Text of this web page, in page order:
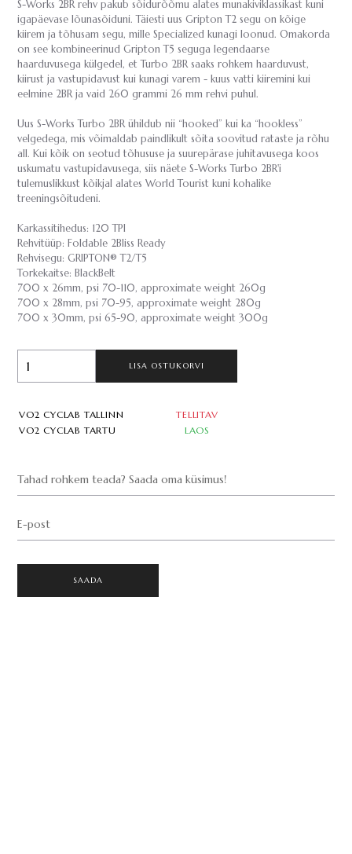
S-Works 2BR rehv pakub sõidurõõmu alates munakiviklassikast kuni
igapäevase lõunasõiduni. Täiesti uus Gripton T2 segu on kõige
kiirem ja tõhusam segu, mille Specialized kunagi loonud. Omakorda
on see kombineerinud Gripton T5 seguga legendaarse
haarduvusega külgedel, et Turbo 2BR saaks rohkem haarduvust,
kiirust ja vastupidavust kui kunagi varem - kuus vatti kiiremini kui
eelmine 2BR ja vaid 260 grammi 26 mm rehvi puhul.
Uus S-Works Turbo 2BR ühildub nii “hooked” kui ka “hookless”
velgedega, mis võimaldab paindlikult sõita soovitud rataste ja rõhu
all. Kui kõik on seotud tõhususe ja suurepärase juhitavusega koos
uskumatu vastupidavusega, siis näete S-Works Turbo 2BR'i
tulemuslikkust kõikjal alates World Tourist kuni kohalike
treeningsõitudeni.
Karkassitihedus: 120 TPI
Rehvitüüp: Foldable 2Bliss Ready
Rehvisegu: GRIPTON® T2/T5
Torkekaitse: BlackBelt
700 x 26mm, psi 70-110, approximate weight 260g
700 x 28mm, psi 70-95, approximate weight 280g
700 x 30mm, psi 65-90, approximate weight 300g
LISA OSTUKORVI
VO2 CYCLAB TALLINN
TELLITAV
VO2 CYCLAB TARTU
LAOS
Tahad rohkem teada? Saada oma küsimus!
E-post
SAADA